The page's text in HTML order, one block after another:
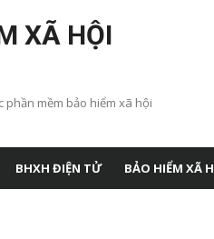
XÃ HỘI
phần mềm bảo hiểm xã hội
BHXH ĐIỆN TỬ BẢO HIỂM XÃ